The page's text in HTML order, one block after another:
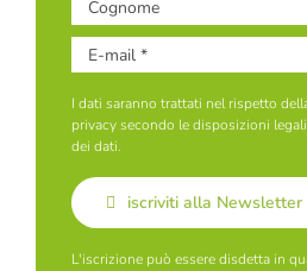
I dati saranno trattati nel rispetto
privacy secondo le disposizioni
dei dati.
iscriviti alla Newsletter
L'iscrizione può essere disdetta in